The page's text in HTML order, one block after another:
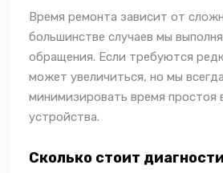
Время ремонта зависит от
большинстве случаев мы
обращения. Если требуются
может увеличиться, но мы
минимизировать время простоя
устройства.
Сколько стоит